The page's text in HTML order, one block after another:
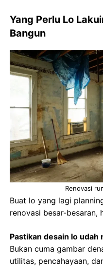
Yang Perlu Lo
Bangun
Renovasi
Buat lo yang lagi
renovasi besar-besaran,
Pastikan desain lo udah
Bukan cuma gambar
utilitas, pencahayaan,